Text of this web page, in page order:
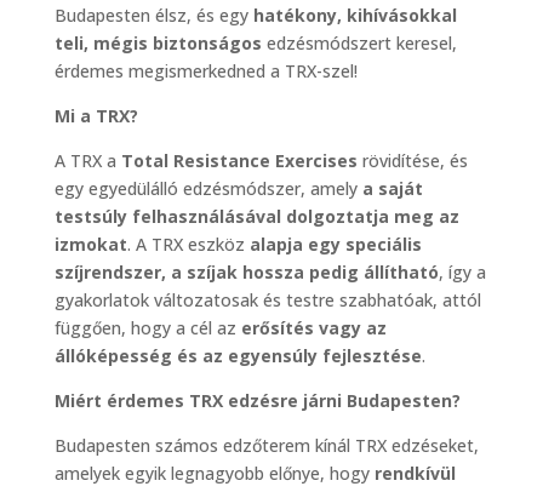
Budapesten élsz, és egy hatékony, kihívásokkal
teli, mégis biztonságos edzésmódszert keresel,
érdemes megismerkedned a TRX-szel!
Mi a TRX?
A TRX a Total Resistance Exercises rövidítése, és
egy egyedülálló edzésmódszer, amely a saját
testsúly felhasználásával dolgoztatja meg az
izmokat. A TRX eszköz alapja egy speciális
szíjrendszer, a szíjak hossza pedig állítható, így a
gyakorlatok változatosak és testre szabhatóak, attól
függően, hogy a cél az erősítés vagy az
állóképesség és az egyensúly fejlesztése.
Miért érdemes TRX edzésre járni Budapesten?
Budapesten számos edzőterem kínál TRX edzéseket,
amelyek egyik legnagyobb előnye, hogy rendkívül